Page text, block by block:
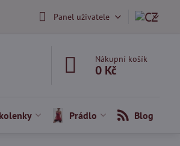
Panel uživatele
Nákupní košík
0 Kč
Prádlo Blog